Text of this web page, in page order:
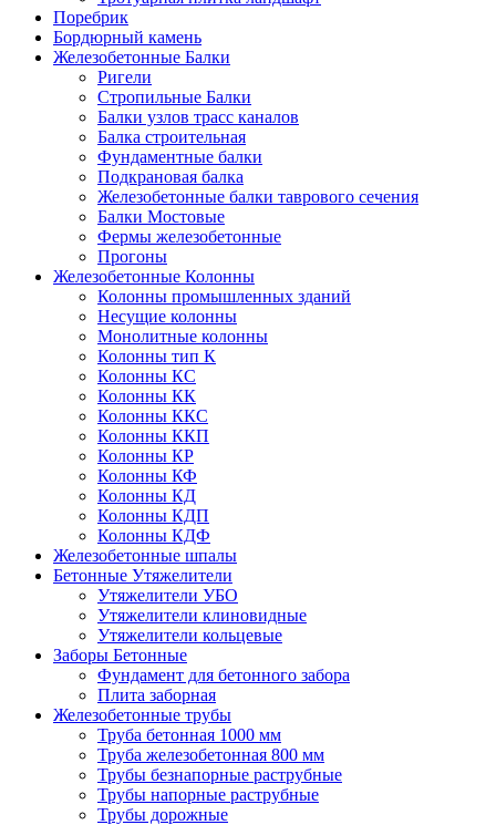
Поребрик
Бордюрный камень
Железобетонные Балки
Ригели
Стропильные Балки
Балки узлов трасс каналов
Балка строительная
Фундаментные балки
Подкрановая балка
Железобетонные балки таврового сечения
Балки Мостовые
Фермы железобетонные
Прогоны
Железобетонные Колонны
Колонны промышленных зданий
Несущие колонны
Монолитные колонны
Колонны тип К
Колонны КС
Колонны КК
Колонны ККС
Колонны ККП
Колонны КР
Колонны КФ
Колонны КД
Колонны КДП
Колонны КДФ
Железобетонные шпалы
Бетонные Утяжелители
Утяжелители УБО
Утяжелители клиновидные
Утяжелители кольцевые
Заборы Бетонные
Фундамент для бетонного забора
Плита заборная
Железобетонные трубы
Труба бетонная 1000 мм
Труба железобетонная 800 мм
Трубы безнапорные раструбные
Трубы напорные раструбные
Трубы дорожные